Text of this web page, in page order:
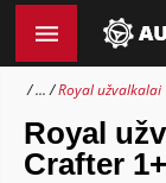
... Royal
Royal
Crafter